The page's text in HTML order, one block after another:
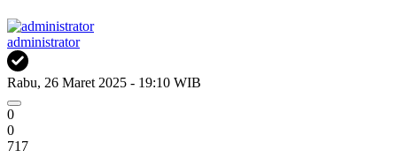
administrator
Rabu, 26 Maret 2025 - 19:10 WIB
0
0
717